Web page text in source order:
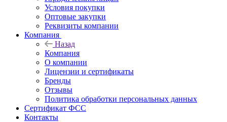
Условия покупки
Оптовые закупки
Реквизиты компании
Компания
Назад
Компания
О компании
Лицензии и сертификаты
Бренды
Отзывы
Политика обработки персональных данных
Сертификат ФСС
Контакты